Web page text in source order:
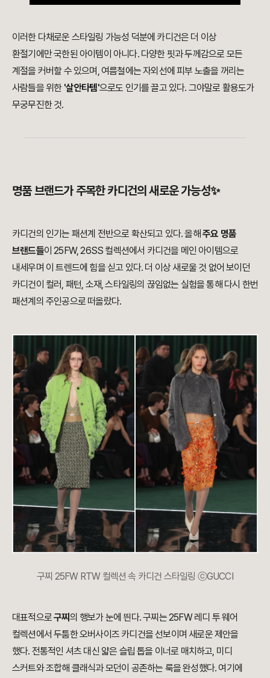
이러한 다채로운 스타일링 가능성 덕분에 카디건은 더 이상
환절기에만 국한된 아이템이 아니다. 다양한 핏과 두께감으로 모든
계절을 커버할 수 있으며, 여름철에는 자외선에 피부 노출을 꺼리는
사람들을 위한 '살안타템'으로도 인기를 끌고 있다. 그야말로 활용도가
무궁무진한 것.
명품 브랜드가 주목한 카디건의 새로운 가능성✨
카디건의 인기는 패션계 전반으로 확산되고 있다. 올해 주요 명품
브랜드들이 25FW, 26SS 컬렉션에서 카디건을 메인 아이템으로
내세우며 이 트렌드에 힘을 싣고 있다. 더 이상 새로울 것 없어 보이던
카디건이 컬러, 패턴, 소재, 스타일링의 끊임없는 실험을 통해 다시 한번
패션계의 주인공으로 떠올랐다.
구찌 25FW RTW 컬렉션 속 카디건 스타일링 ⓒGUCCI
대표적으로구찌의 행보가 눈에 띈다. 구찌는 25FW 레디 투 웨어
컬렉션에서 두툼한 오버사이즈 카디건을 선보이며 새로운 제안을
했다. 전통적인 셔츠 대신 얇은 슬립 톱을 이너로 매치하고, 미디
스커트와 조합해 클래식과 모던이 공존하는 룩을 완성했다. 여기에